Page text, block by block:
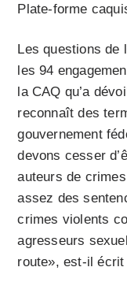
Plate-forme
Les questions de
les 94
la CAQ qu’a
reconnaît des
gouvernement
devons cesser
auteurs de
assez des
crimes violents
agresseurs
route», est-il